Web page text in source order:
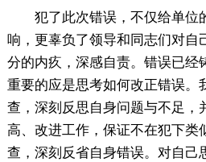
犯了此次错误，不仅给单位
响，更辜负了领导和同志们对自
分的内疚，深感自责。错误已经
重要的应是思考如何改正错误。
查，深刻反思自身问题与不足，
高、改进工作，保证不在犯下类
查，深刻反省自身错误。对自己